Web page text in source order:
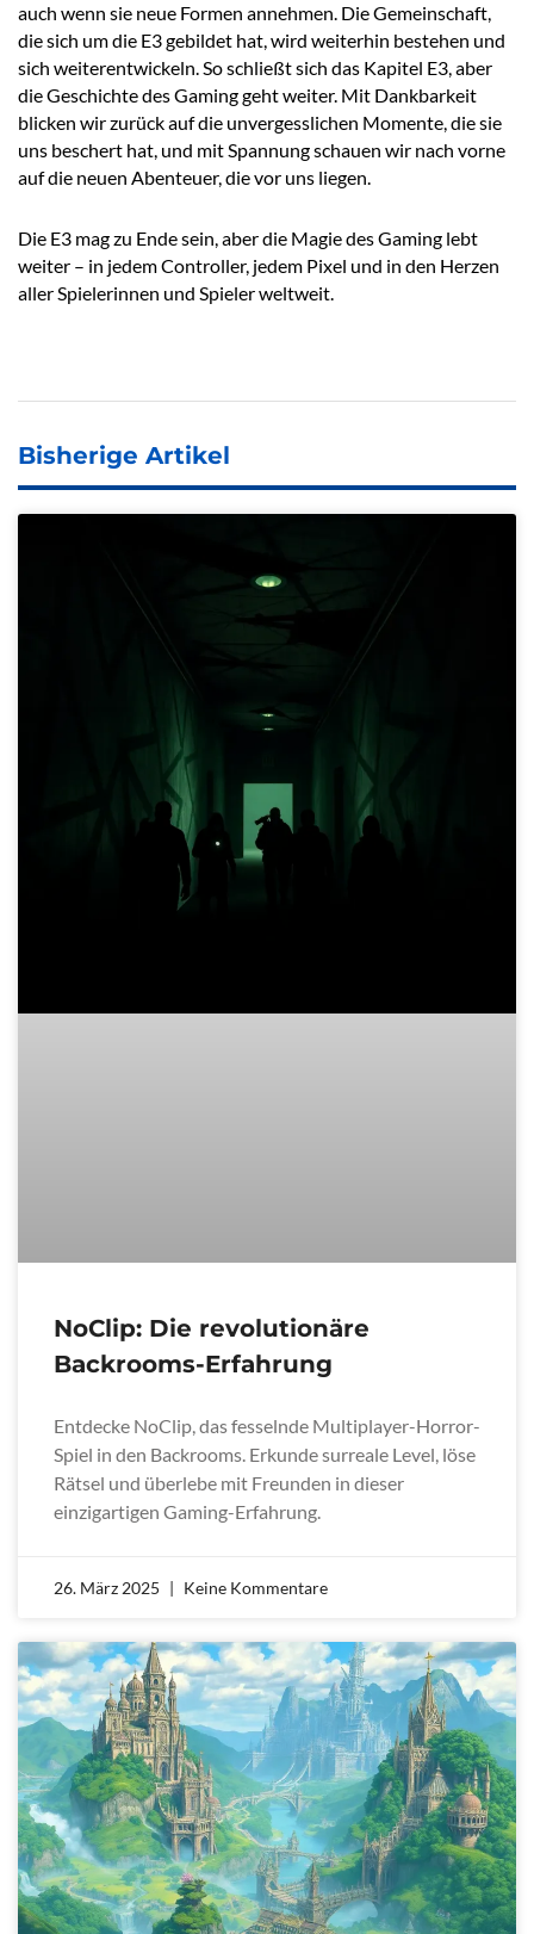
auch wenn sie neue Formen annehmen. Die Gemeinschaft,
die sich um die E3 gebildet hat, wird weiterhin bestehen und
sich weiterentwickeln. So schließt sich das Kapitel E3, aber
die Geschichte des Gaming geht weiter. Mit Dankbarkeit
blicken wir zurück auf die unvergesslichen Momente, die sie
uns beschert hat, und mit Spannung schauen wir nach vorne
auf die neuen Abenteuer, die vor uns liegen.
Die E3 mag zu Ende sein, aber die Magie des Gaming lebt
weiter – in jedem Controller, jedem Pixel und in den Herzen
aller Spielerinnen und Spieler weltweit.
Bisherige Artikel
NoClip: Die revolutionäre
Backrooms-Erfahrung
Entdecke NoClip, das fesselnde Multiplayer-Horror-
Spiel in den Backrooms. Erkunde surreale Level, löse
Rätsel und überlebe mit Freunden in dieser
einzigartigen Gaming-Erfahrung.
26. März 2025 Keine Kommentare